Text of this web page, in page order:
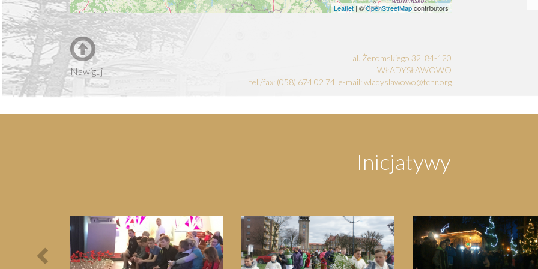
Leaflet | ©OpenStreetMapcontributors
Nawiguj
al. Żeromskiego 32, 84-120
WŁADYSŁAWOWO
tel./fax: (058) 674 02 74, e-mail: wladyslawowo@tchr.org
Inicjatywy
Previous